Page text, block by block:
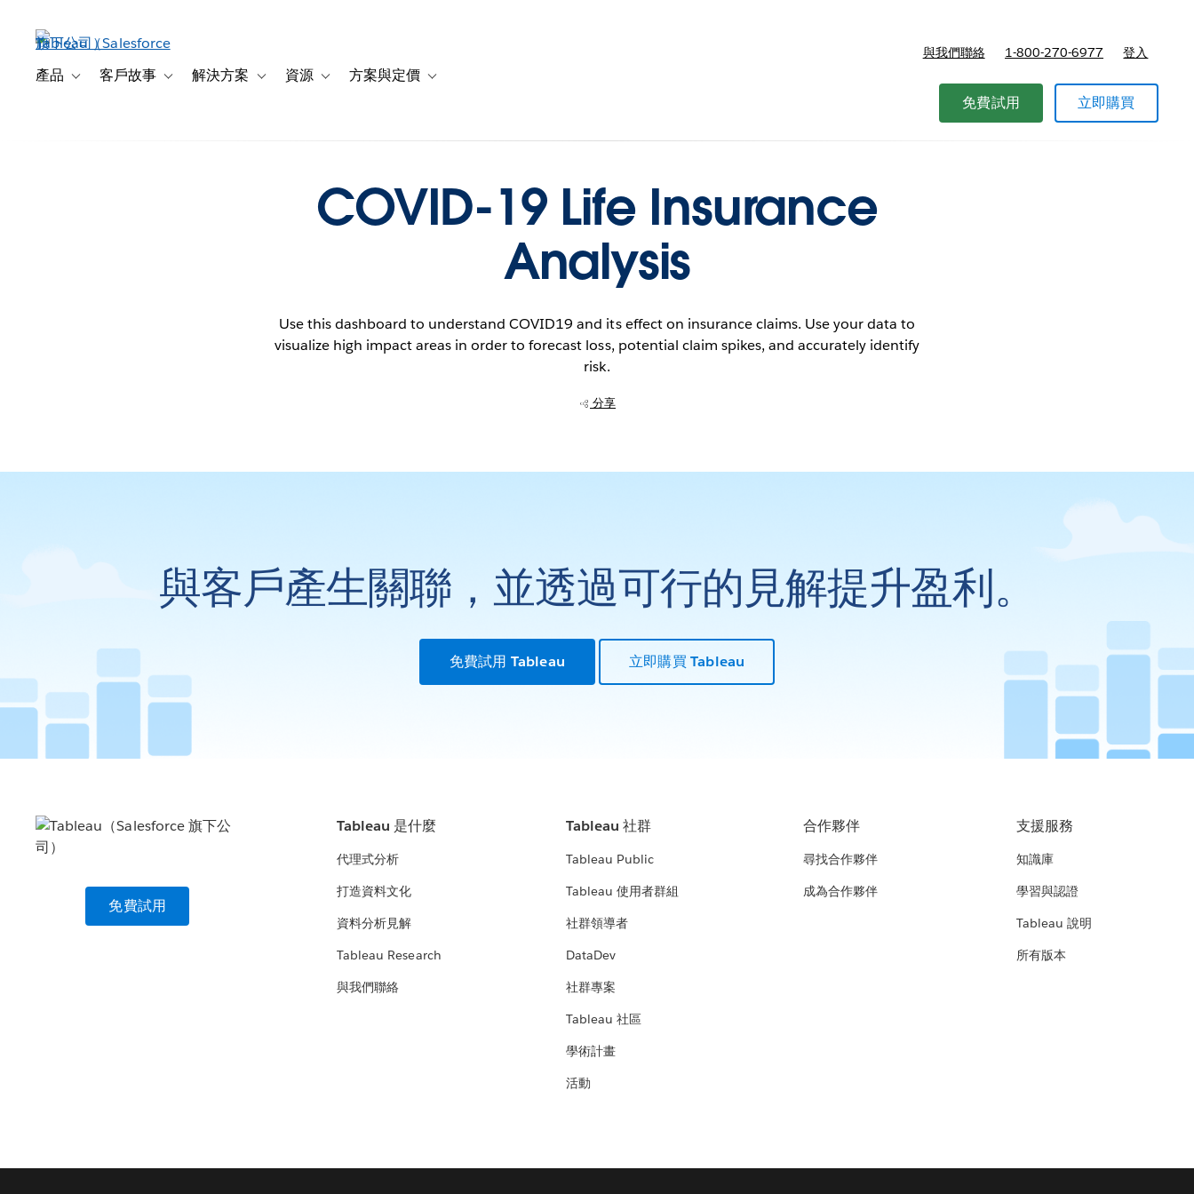
產品 Toggle sub-navigation for 產品
客戶故事 Toggle sub-navigation for 客戶故事
解決方案 Toggle sub-navigation for 解決方案
資源 Toggle sub-navigation for 資源
方案與定價 Toggle sub-navigation for 方案與定價
與我們聯絡 1-800-270-6977 登入
免費試用 立即購買
COVID-19 Life Insurance
Analysis
Use this dashboard to understand COVID19 and its effect on insurance claims. Use your data to
visualize high impact areas in order to forecast loss, potential claim spikes, and accurately identify
risk.
分享
與客戶產生關聯，並透過可行的見解提升盈利。
免費試用 Tableau 立即購買 Tableau
免費試用
Tableau 是什麼
代理式分析
打造資料文化
資料分析見解
Tableau Research
與我們聯絡
Tableau 社群
Tableau Public
Tableau 使用者群組
社群領導者
DataDev
社群專案
Tableau 社區
學術計畫
活動
合作夥伴
尋找合作夥伴
成為合作夥伴
支援服務
知識庫
學習與認證
Tableau 說明
所有版本